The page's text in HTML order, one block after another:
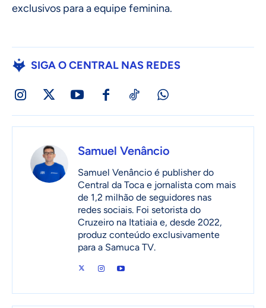
exclusivos para a equipe feminina.
SIGA O CENTRAL NAS REDES
Samuel Venâncio
Samuel Venâncio é publisher do
Central da Toca e jornalista com mais
de 1,2 milhão de seguidores nas
redes sociais. Foi setorista do
Cruzeiro na Itatiaia e, desde 2022,
produz conteúdo exclusivamente
para a Samuca TV.